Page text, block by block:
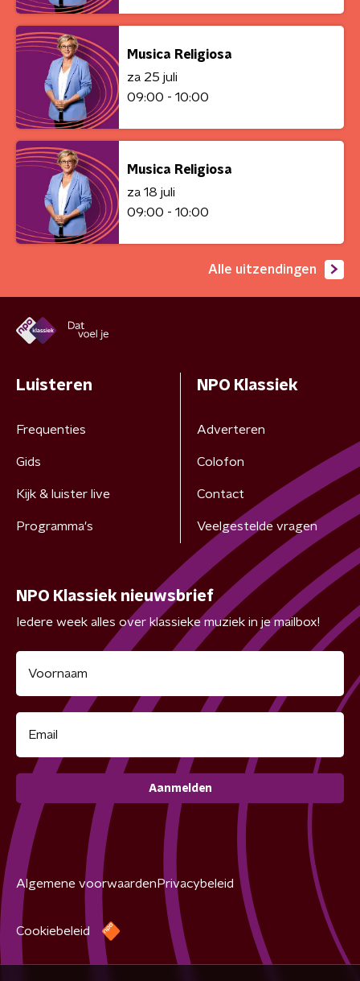
Musica Religiosa
za 25 juli
09:00 - 10:00
Musica Religiosa
za 18 juli
09:00 - 10:00
Alle uitzendingen
Luisteren
Frequenties
Gids
Kijk & luister live
Programma's
NPO Klassiek
Adverteren
Colofon
Contact
Veelgestelde vragen
NPO Klassiek nieuwsbrief
Iedere week alles over klassieke muziek in je mailbox!
Aanmelden
Algemene voorwaarden Privacybeleid
Cookiebeleid